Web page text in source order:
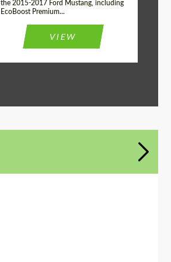
the 2015-2017 Ford Mustang, including
EcoBoost Premium...
VIEW